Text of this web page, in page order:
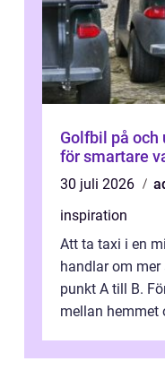
Golfbil på och
för smartare
30 juli 2026
inspiration
Att ta taxi i en
handlar om
punkt A till B.
mellan hemmet